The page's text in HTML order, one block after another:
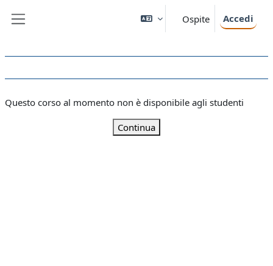
Ospite Accedi
Questo corso al momento non è disponibile agli studenti
Continua